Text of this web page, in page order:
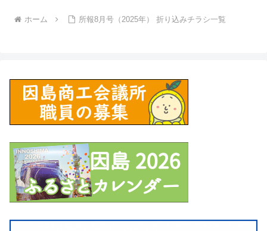
ホーム 所報8月号（2025年） 折り込みチラシ一覧